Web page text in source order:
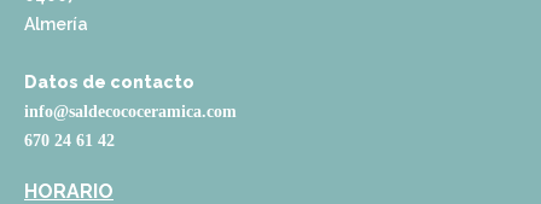
Almería
Datos de contacto
info@saldecococeramica.com
670 24 61 42
HORARIO